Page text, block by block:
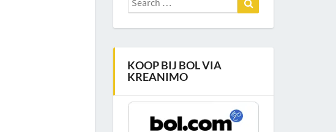
for:
KOOP BIJ BOL VIA
KREANIMO